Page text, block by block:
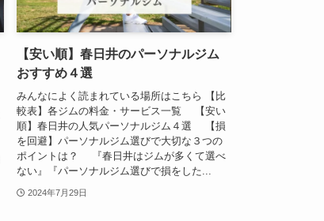
【安い順】春日井のパーソナルジム
おすすめ４選
みんなによく読まれている場所はこちら 【比
較表】各ジムの料金・サービス一覧 【安い
順】春日井の人気パーソナルジム４選 【損
を回避】パーソナルジム選びで大切な３つの
ポイントは？ 『春日井はジムが多くて選べ
ない』『パーソナルジム選びで損をした...
2024年7月29日